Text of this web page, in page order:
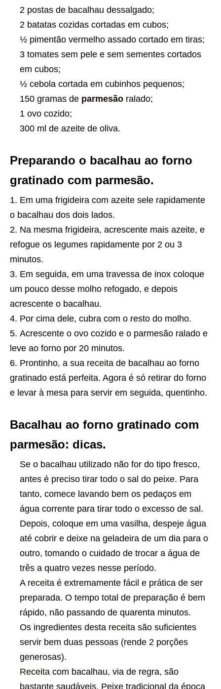
2 postas de bacalhau dessalgado;
2 batatas cozidas cortadas em cubos;
½ pimentão vermelho assado cortado em tiras;
3 tomates sem pele e sem sementes cortados
em cubos;
½ cebola cortada em cubinhos pequenos;
150 gramas de parmesão ralado;
1 ovo cozido;
300 ml de azeite de oliva.
Preparando o bacalhau ao forno
gratinado com parmesão.
Em uma frigideira com azeite sele rapidamente
o bacalhau dos dois lados.
Na mesma frigideira, acrescente mais azeite, e
refogue os legumes rapidamente por 2 ou 3
minutos.
Em seguida, em uma travessa de inox coloque
um pouco desse molho refogado, e depois
acrescente o bacalhau.
Por cima dele, cubra com o resto do molho.
Acrescente o ovo cozido e o parmesão ralado e
leve ao forno por 20 minutos.
Prontinho, a sua receita de bacalhau ao forno
gratinado está perfeita. Agora é só retirar do forno
e levar à mesa para servir em seguida, quentinho.
Bacalhau ao forno gratinado com
parmesão: dicas.
Se o bacalhau utilizado não for do tipo fresco,
antes é preciso tirar todo o sal do peixe. Para
tanto, comece lavando bem os pedaços em
água corrente para tirar todo o excesso de sal.
Depois, coloque em uma vasilha, despeje água
até cobrir e deixe na geladeira de um dia para o
outro, tomando o cuidado de trocar a água de
três a quatro vezes nesse período.
A receita é extremamente fácil e prática de ser
preparada. O tempo total de preparação é bem
rápido, não passando de quarenta minutos.
Os ingredientes desta receita são suficientes
servir bem duas pessoas (rende 2 porções
generosas).
Receita com bacalhau, via de regra, são
bastante saudáveis. Peixe tradicional da época